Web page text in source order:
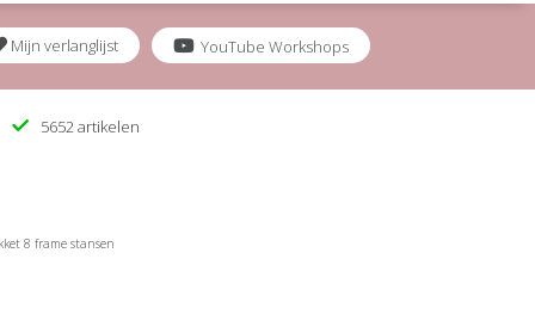
Mijn verlanglijst YouTube Workshops
5652 artikelen
8 frame stansen